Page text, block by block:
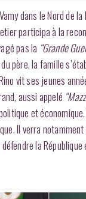
dans le Nord de
participa à la
pas la “Grande
père, la famille
vit ses jeunes
aussi appelé
et
Il verra
la